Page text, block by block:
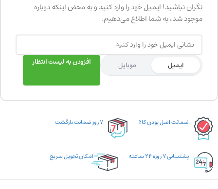
نگران نباشید! ایمیل خود را وارد کنید و به محض اینکه دوباره
موجود شد، به شما اطلاع می‌دهیم.
ایمیل موبایل افزودن به لیست انتظار
ضمانت اصل بودن کالا ۷ روز ضمانت بازگشت
پشتیبانی ۷ روزه ۲۴ ساعته امکان تحویل سریع